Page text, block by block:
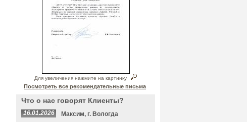
Для увеличения нажмите на картинку
Посмотреть все рекомендательные письма
Что о нас говорят Клиенты?
16.01.2026
Максим, г. Вологда